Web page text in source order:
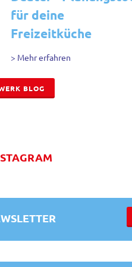
für deine
Freizeitküche
> Mehr erfahren
BLOG